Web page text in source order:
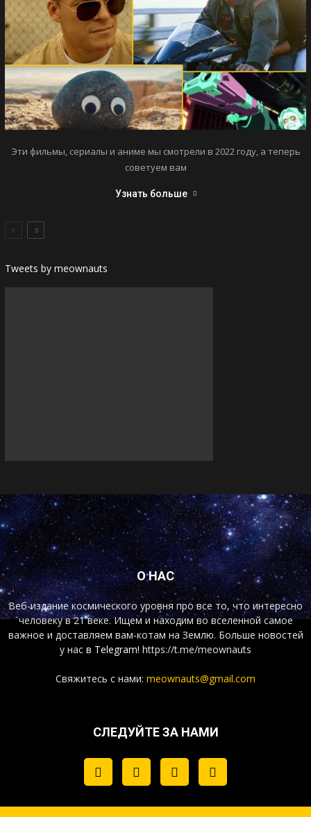
Эти фильмы, сериалы и аниме мы смотрели в 2022 году, а теперь
советуем вам
Узнать больше
Tweets by meownauts
О НАС
Веб-издание космического уровня про все то, что интересно
человеку в 21 веке. Ищем и находим во вселенной самое
важное и доставляем вам-котам на Землю. Больше новостей
у нас в Telegram! https://t.me/meownauts
Свяжитесь с нами: meownauts@gmail.com
СЛЕДУЙТЕ ЗА НАМИ